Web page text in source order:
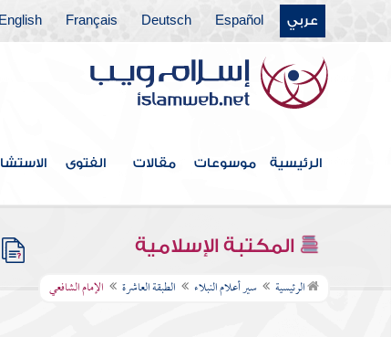
عربي Español
Deutsch
Français
English
الرئيسية موسوعات مقالات الفتوى
المكتبة الإسلامية
الرئيسية سير أعلام النبلاء الطبقة العاشرة الإمام الشافعي
الطبقة الثالثة
الطبقة الرابعة
الطبقة الخامسة
الطبقة السادسة
الطبقة السابعة
الطبقة التاسعة
الطبقة العاشرة